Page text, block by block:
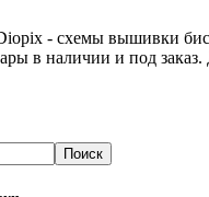
- схемы вышивки
в наличии и под заказ.